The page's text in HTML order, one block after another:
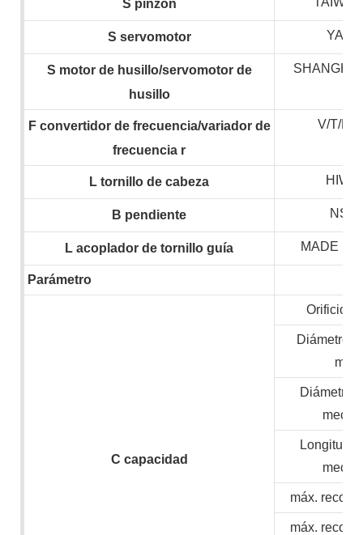
S pinzón
S servomotor
S motor de husillo/servomotor de
husillo
Fconvertidor de frecuencia/variador de
frecuencia r
V/T/
L tornillo de cabeza
B pendiente
L acoplador de tornillo guía MADE IN
Parámetro
C capacidad
Orificio
Diámetro
Diámetro
Longitud
máx.
máx.